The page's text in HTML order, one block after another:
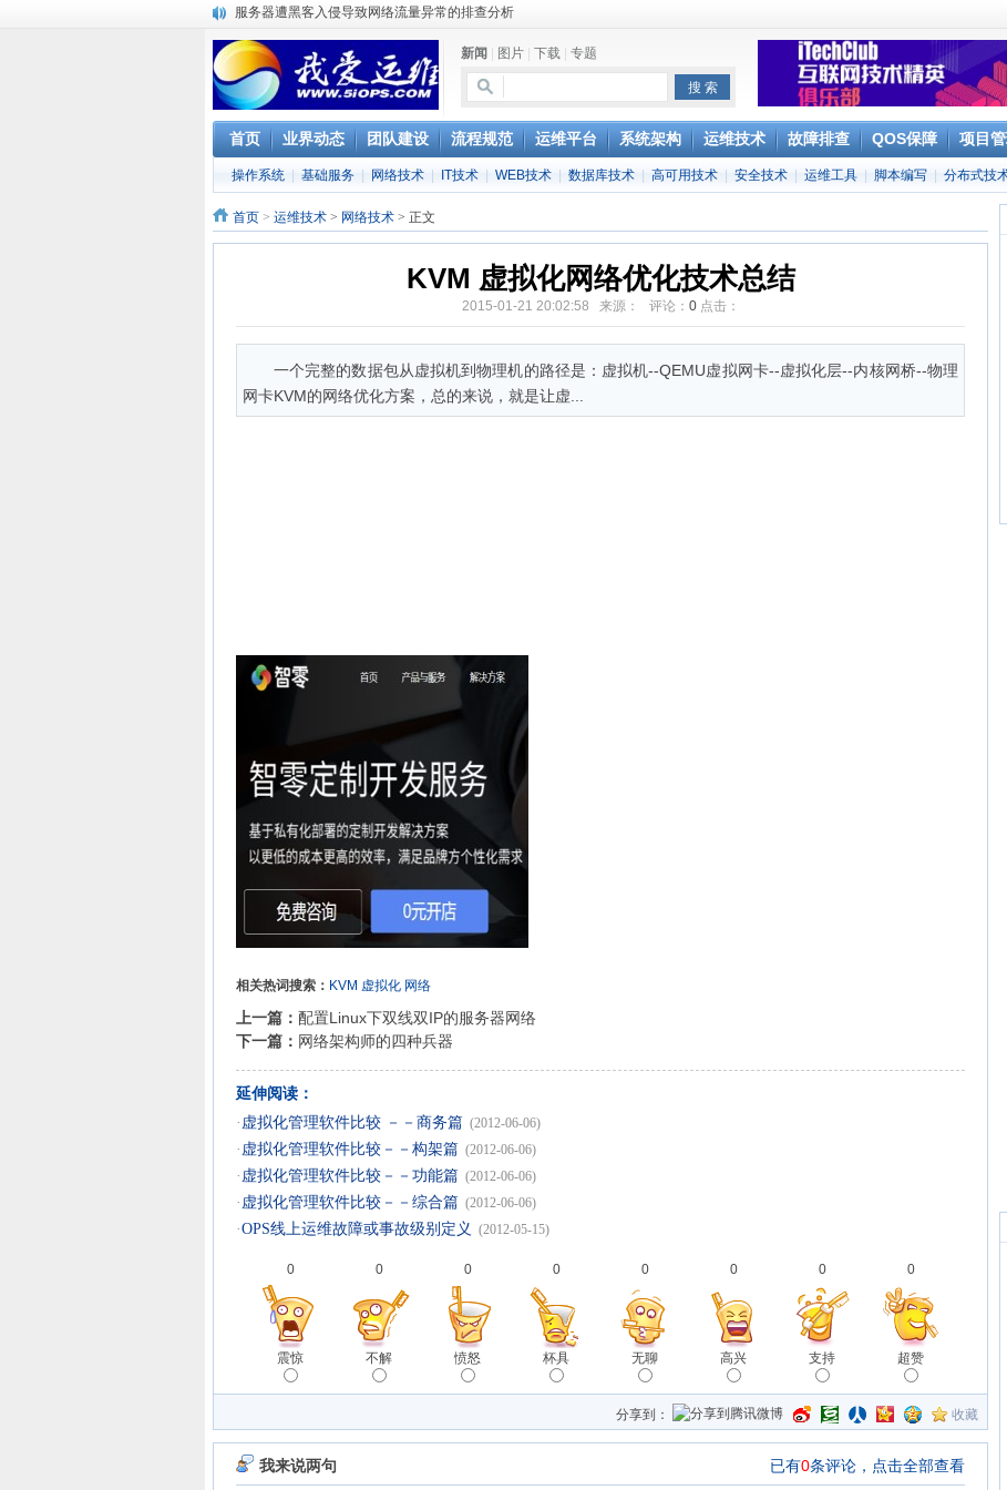
服务器遭黑客入侵导致网络流量异常的排查分析
复杂网络架构导致的诡异网络问题排查分享
Percona Playback 0.3 development release
使用jmx client监控activemq
Hive查询OOM分析
浅解Facebook的服务器架构
一淘网后面的技术与架构
实现多个无线AP桥接，扩大家庭WIFI覆盖
Linux下系统或服务排障的最佳实践
云计算平台管理的三大利器Nagios、Ganglia和Splunk
新闻 图片 下载 专题
首页 业界动态 团队建设 流程规范 运维平台 系统架构 运维技术 故障排查 QOS保障 项目
操作系统 基础服务 网络技术 IT技术 WEB技术 数据库技术 高可用技术 安全技术 运维工具 脚本编写 分布式技
首页 > 运维技术 > 网络技术 > 正文
KVM 虚拟化网络优化技术总结
2015-01-21 20:02:58 来源： 评论： 0点击：
一个完整的数据包从虚拟机到物理机的路径是：虚拟机--QEMU虚拟网卡--虚拟化层--内核网桥--物理
网卡KVM的网络优化方案，总的来说，就是让虚...
相关热词搜索： KVM 虚拟化 网络
上一篇： 配置Linux下双线双IP的服务器网络
下一篇： 网络架构师的四种兵器
延伸阅读：
· 虚拟化管理软件比较 －－商务篇 (2012-06-06)
· 虚拟化管理软件比较－－构架篇 (2012-06-06)
· 虚拟化管理软件比较－－功能篇 (2012-06-06)
· 虚拟化管理软件比较－－综合篇 (2012-06-06)
·OPS线上运维故障或事故级别定义 (2012-05-15)
0
震惊
0
不解
0
愤怒
0
杯具
0
无聊
0
高兴
0
支持
0
超赞
分享到： 收藏